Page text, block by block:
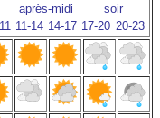
après-midi
soir
11-14 14-17 17-20 20-23